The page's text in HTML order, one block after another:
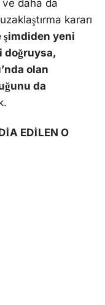
ve daha da
kararı
şimdiden yeni
doğruysa,
olan
da
EDİLEN O